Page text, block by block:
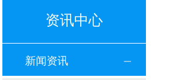
资讯中心
新闻资讯